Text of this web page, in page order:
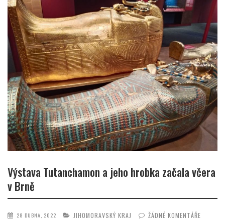
Výstava Tutanchamon a jeho hrobka začala včera
v Brně
28 DUBNA, 2022 JIHOMORAVSKÝ KRAJ ŽÁDNÉ KOMENTÁŘE